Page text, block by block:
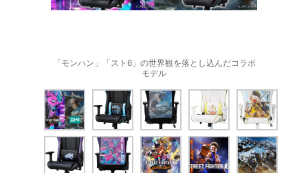
「モンハン」「スト6」の世界観を落とし込んだコラボ
モデル